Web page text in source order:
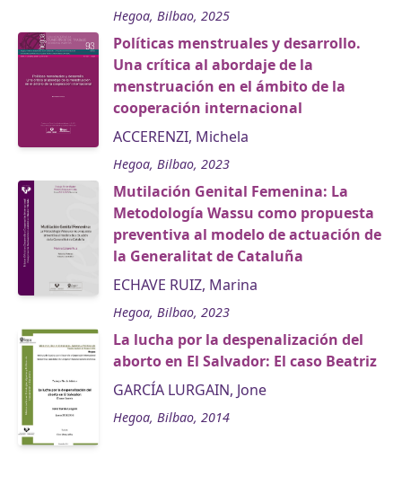
Hegoa, Bilbao, 2025
Políticas menstruales y desarrollo.
Una crítica al abordaje de la
menstruación en el ámbito de la
cooperación internacional
ACCERENZI, Michela
Hegoa, Bilbao, 2023
Mutilación Genital Femenina: La
Metodología Wassu como propuesta
preventiva al modelo de actuación de
la Generalitat de Cataluña
ECHAVE RUIZ, Marina
Hegoa, Bilbao, 2023
La lucha por la despenalización del
aborto en El Salvador: El caso Beatriz
GARCÍA LURGAIN, Jone
Hegoa, Bilbao, 2014